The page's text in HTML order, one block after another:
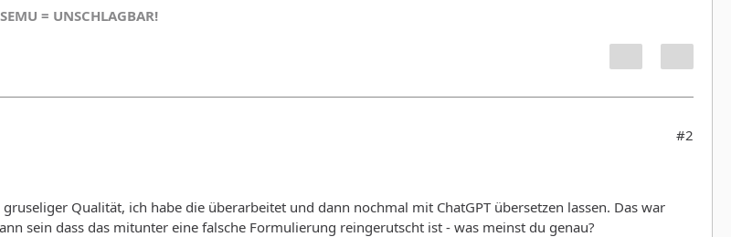
= UNSCHLAGBAR!
#2
Qualität, ich habe die überarbeitet und dann nochmal mit ChatGPT übersetzen lassen. Das war
sein dass das mitunter eine falsche Formulierung reingerutscht ist - was meinst du genau?